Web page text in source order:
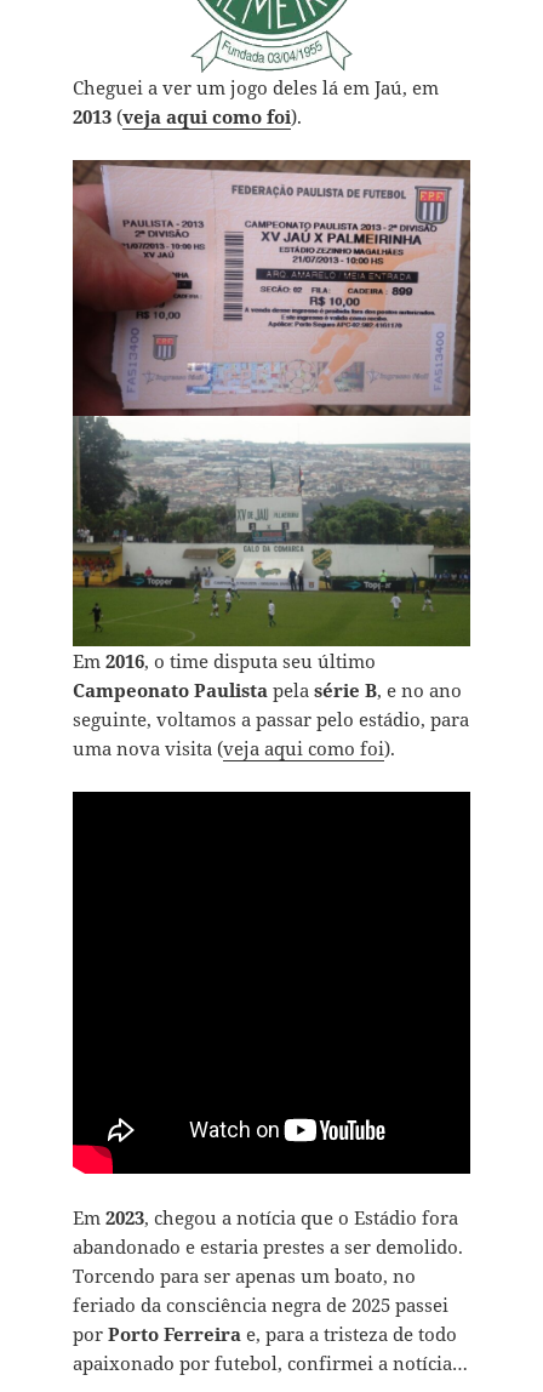
Cheguei a ver um jogo deles lá em Jaú, em
2013(veja aqui como foi).
Em 2016, o time disputa seu último
Campeonato Paulistapela série B, e no ano
seguinte, voltamos a passar pelo estádio, para
uma nova visita (veja aqui como foi).
Em 2023, chegou a notícia que o Estádio fora
abandonado e estaria prestes a ser demolido.
Torcendo para ser apenas um boato, no
feriado da consciência negra de 2025 passei
porPorto Ferreirae, para a tristeza de todo
apaixonado por futebol, confirmei a notícia…